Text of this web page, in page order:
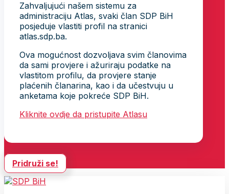
Zahvaljujući našem sistemu za
administraciju Atlas, svaki član SDP BiH
posjeduje vlastiti profil na stranici
atlas.sdp.ba.
Ova mogućnost dozvoljava svim članovima
da sami provjere i ažuriraju podatke na
vlastitom profilu, da provjere stanje
plaćenih članarina, kao i da učestvuju u
anketama koje pokreće SDP BiH.
Kliknite ovdje da pristupite Atlasu
Pridruži se!